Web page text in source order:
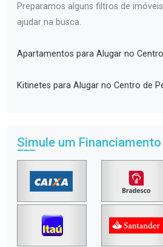
Preparamos alguns filtros de
ajudar na busca.
Apartamentos para Alugar no
Kitinetes para Alugar no Centro de
Simule um Financiamento